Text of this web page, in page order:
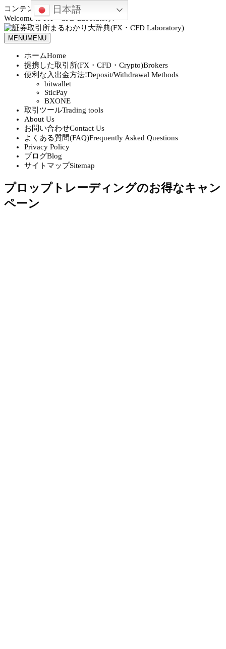
コンテンツへスキップ
Welcome to FX・CFD Laboratory!
MENUMENU
ホームHome
提携した取引所(FX・CFD・Crypto)Brokers
便利な入出金方法!Deposit/Withdrawal Methods
bitwallet
SticPay
BXONE
取引ツールTrading tools
About Us
お問い合わせContact Us
よくある質問(FAQ)Frequently Asked Questions
Privacy Policy
ブログBlog
サイトマップSitemap
プロップトレーディングのお得なキャン
ペーン
日本語